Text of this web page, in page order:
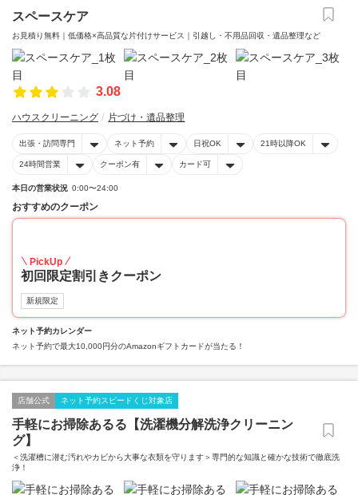
スペースケア
お見積り無料｜低価格×高品質な片付けサービス｜引越し・不用品回収・遺品整理など
3.08
ハウスクリーニング 片づけ・遺品整理
出張・訪問専門 ネット予約 日祝OK 21時以降OK
24時間営業 クーポン有 カード可
本日の営業状況 0:00〜24:00
おすすめのクーポン
PickUp
初回限定割引きクーポン
新規限定
ネット予約カレンダー
ネット予約で最大10,000円分のAmazonギフトカードが当たる！
店舗公式 ネット予約スピードくじ対象店
手軽にお掃除あるる【洗濯機分解洗浄クリーニン
グ】
＜洗濯槽に潜む汚れやカビから大事な衣類を守ります＞専門的な知識と確かな技術で徹底洗
浄！